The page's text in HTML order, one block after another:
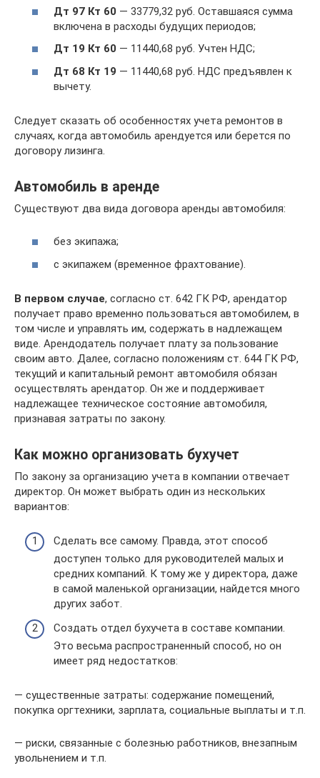
Дт 97 Кт 60 — 33779,32 руб. Оставшаяся сумма
включена в расходы будущих периодов;
Дт 19 Кт 60 — 11440,68 руб. Учтен НДС;
Дт 68 Кт 19 — 11440,68 руб. НДС предъявлен к
вычету.
Следует сказать об особенностях учета ремонтов в
случаях, когда автомобиль арендуется или берется по
договору лизинга.
Автомобиль в аренде
Существуют два вида договора аренды автомобиля:
без экипажа;
с экипажем (временное фрахтование).
В первом случае, согласно ст. 642 ГК РФ, арендатор
получает право временно пользоваться автомобилем, в
том числе и управлять им, содержать в надлежащем
виде. Арендодатель получает плату за пользование
своим авто. Далее, согласно положениям ст. 644 ГК РФ,
текущий и капитальный ремонт автомобиля обязан
осуществлять арендатор. Он же и поддерживает
надлежащее техническое состояние автомобиля,
признавая затраты по закону.
Как можно организовать бухучет
По закону за организацию учета в компании отвечает
директор. Он может выбрать один из нескольких
вариантов:
Сделать все самому. Правда, этот способ
доступен только для руководителей малых и
средних компаний. К тому же у директора, даже
в самой маленькой организации, найдется много
других забот.
Создать отдел бухучета в составе компании.
Это весьма распространенный способ, но он
имеет ряд недостатков:
— существенные затраты: содержание помещений,
покупка оргтехники, зарплата, социальные выплаты и т.п.
— риски, связанные с болезнью работников, внезапным
увольнением и т.п.